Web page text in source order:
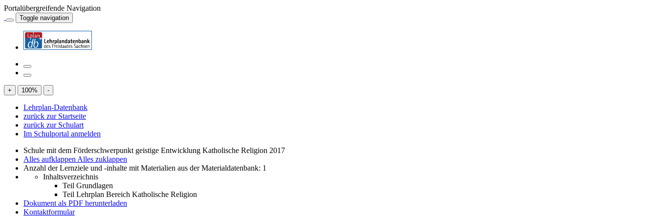
Portalübergreifende Navigation
Toggle navigation
+ 100% -
Lehrplan-Datenbank
zurück zur Startseite
zurück zur Schulart
Im Schulportal anmelden
Schule mit dem Förderschwerpunkt geistige Entwicklung Katholische Religion 2017
Alles aufklappen Alles zuklappen
Anzahl der Lernziele und -inhalte mit Materialien aus der Materialdatenbank: 1
Inhaltsverzeichnis
Teil Grundlagen
Teil Lehrplan Bereich Katholische Religion
Dokument als PDF herunterladen
Kontaktformular